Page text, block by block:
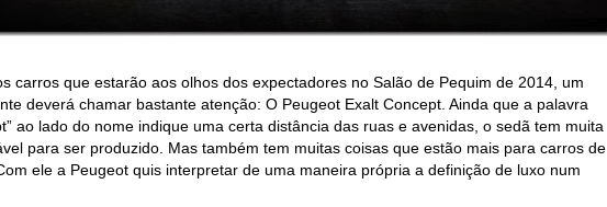
carros que estarão aos olhos dos expectadores no Salão de Pequim de 2014, um
deverá chamar bastante atenção: O Peugeot Exalt Concept. Ainda que a palavra
ao lado do nome indique uma certa distância das ruas e avenidas, o sedã tem muita
para ser produzido. Mas também tem muitas coisas que estão mais para carros de
ele a Peugeot quis interpretar de uma maneira própria a definição de luxo num